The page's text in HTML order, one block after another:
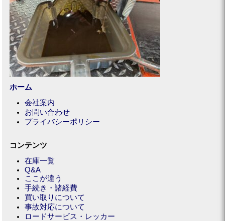
ホーム
会社案内
お問い合わせ
プライバシーポリシー
コンテンツ
在庫一覧
Q&A
ここが違う
手続き・諸経費
買い取りについて
事故対応について
ロードサービス・レッカー